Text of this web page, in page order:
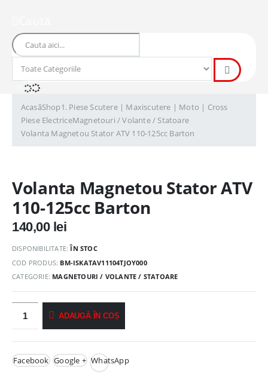
AcasăShop1. Piese Scutere | Maxiscutere | Moto | Cross
Piese ElectriceMagnetouri / Volante / Statoare
Volanta Magnetou Stator ATV 110-125cc Barton
Volanta Magnetou Stator ATV
110-125cc Barton
140,00 lei
DISPONIBILITATE:ÎN STOC
COD PRODUS: BM-ISKATAV11104TJOY000
CATEGORIE: MAGNETOURI / VOLANTE / STATOARE
ADAUGĂ ÎN COȘ
Facebook Google + WhatsApp